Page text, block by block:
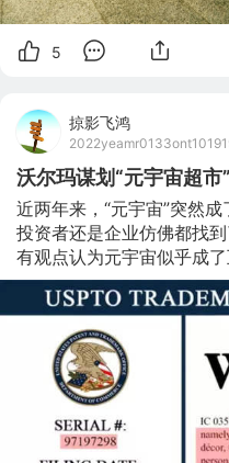
5
掠影飞鸿
沃尔玛谋划“元宇宙超市”
近两年来，“元宇宙”突然
投资者还是企业仿佛都找
有观点认为元宇宙似乎成
由VR、AR以及其他新技
但又不限于现实的、大规
0.11, 1.42%)。 自从2021
Meta以表明其超越社交媒
了元宇宙相关概念，这也
虚拟世界。 元宇宙这把火
行业。 据CNBC当地时间
军“元宇宙”领域，表示其